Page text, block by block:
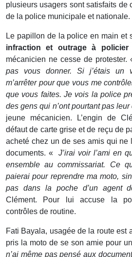
plusieurs usagers sont satisfaits de
de la police municipale et nationale.
Le papillon de la police en main et
infraction et outrage à policier
mécanicien ne cesse de protester.
pas vous donner. Si j’étais un
m’arrêter pour que vous me
que vous faites. Je vois la police
des gens qui n’ont pourtant pas leur
jeune mécanicien. L’engin de
défaut de carte grise et de reçu de
acheté chez un de ses amis qui ne
documents. «J’irai voir l’ami en
ensemble au commissariat. Ce
paierai pour reprendre ma moto,
pas dans la poche d’un agent
Clément. Pour lui accuse la
contrôles de routine.
Fati Bayala, usagée de la route est
pris la moto de se son amie pour
n’ai même pas pensé aux